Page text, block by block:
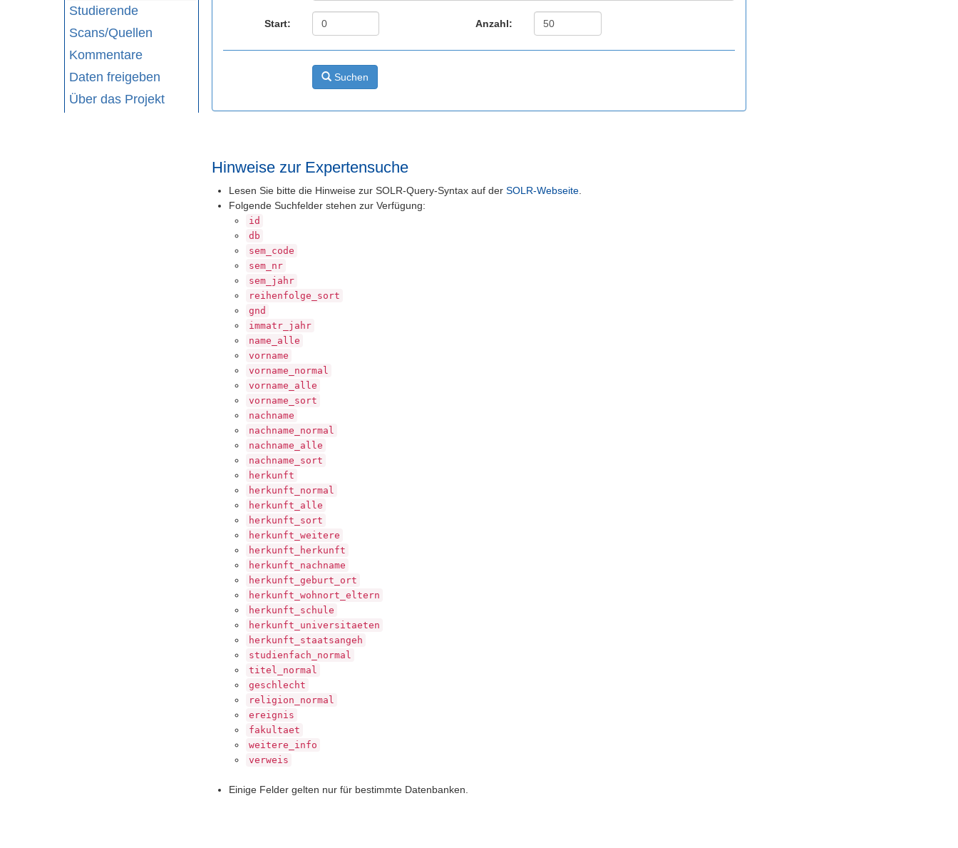
Studierende
Scans/Quellen
Kommentare
Daten freigeben
Über das Projekt
Start: Anzahl:
Suchen
Hinweise zur Expertensuche
Lesen Sie bitte die Hinweise zur SOLR-Query-Syntax auf der SOLR-Webseite
Folgende Suchfelder stehen zur Verfügung:
id
db
sem_code
sem_nr
sem_jahr
reihenfolge_sort
gnd
immatr_jahr
name_alle
vorname
vorname_normal
vorname_alle
vorname_sort
nachname
nachname_normal
nachname_alle
nachname_sort
herkunft
herkunft_normal
herkunft_alle
herkunft_sort
herkunft_weitere
herkunft_herkunft
herkunft_nachname
herkunft_geburt_ort
herkunft_wohnort_eltern
herkunft_schule
herkunft_universitaeten
herkunft_staatsangeh
studienfach_normal
titel_normal
geschlecht
religion_normal
ereignis
fakultaet
weitere_info
verweis
Einige Felder gelten nur für bestimmte Datenbanken.